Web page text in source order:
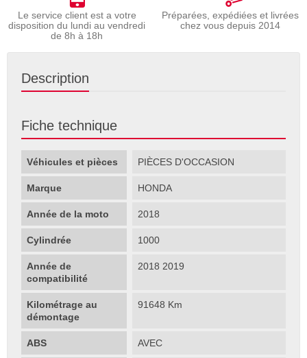
Le service client est a votre
disposition du lundi au vendredi
de 8h à 18h
Préparées, expédiées et livrées
chez vous depuis 2014
Description
Fiche technique
Véhicules et pièces PIÈCES D'OCCASION
Marque HONDA
Année de la moto 2018
Cylindrée 1000
Année de
compatibilité
2018 2019
Kilométrage au
démontage
91648 Km
ABS AVEC